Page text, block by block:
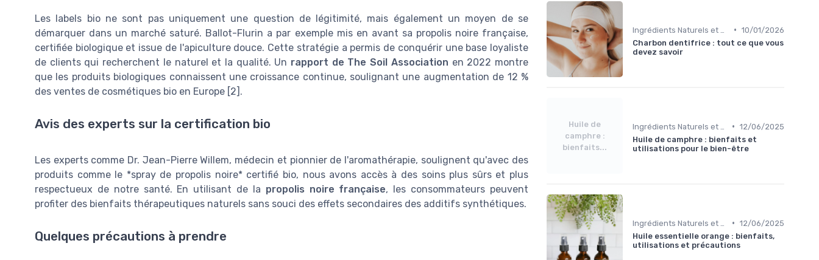
Les labels bio ne sont pas uniquement une question de légitimité, mais également un moyen de se
démarquer dans un marché saturé. Ballot-Flurin a par exemple mis en avant sa propolis noire française,
certifiée biologique et issue de l'apiculture douce. Cette stratégie a permis de conquérir une base loyaliste
de clients qui recherchent le naturel et la qualité. Un rapport de The Soil Association en 2022 montre
que les produits biologiques connaissent une croissance continue, soulignant une augmentation de 12 %
des ventes de cosmétiques bio en Europe [2].
Avis des experts sur la certification bio
Les experts comme Dr. Jean-Pierre Willem, médecin et pionnier de l'aromathérapie, soulignent qu'avec des
produits comme le *spray de propolis noire* certifié bio, nous avons accès à des soins plus sûrs et plus
respectueux de notre santé. En utilisant de la propolis noire française, les consommateurs peuvent
profiter des bienfaits thérapeutiques naturels sans souci des effets secondaires des additifs synthétiques.
Quelques précautions à prendre
• 10/01/2026
Charbon dentifrice : tout ce que vous
devez savoir
Huile de
camphre :
bienfaits...
• 12/06/2025
Huile de camphre : bienfaits et
utilisations pour le bien-être
• 12/06/2025
Huile essentielle orange : bienfaits,
utilisations et précautions